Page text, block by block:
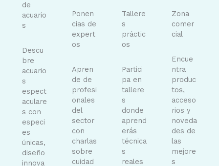
de
acuario
s
Descu
bre
acuario
s
espect
aculare
s con
especi
es
únicas,
diseño
innova
Ponen
cias de
expert
os
Apren
de de
profesi
onales
del
sector
con
charlas
sobre
cuidad
Tallere
s
práctic
os
Partici
pa en
tallere
s
donde
aprend
erás
técnica
s
reales
Zona
comer
cial
Encue
ntra
produc
tos,
acceso
rios y
noveda
des de
las
mejore
s